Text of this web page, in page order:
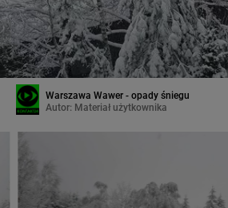
Warszawa Wawer - opady śniegu
Autor: Materiał użytkownika